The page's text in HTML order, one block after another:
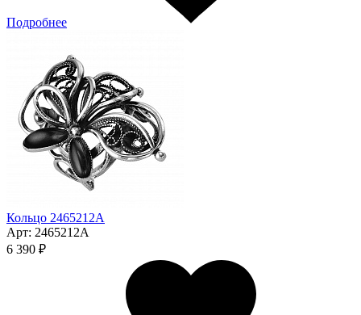
Подробнее
Кольцо 2465212А
Арт: 2465212А
6 390 ₽